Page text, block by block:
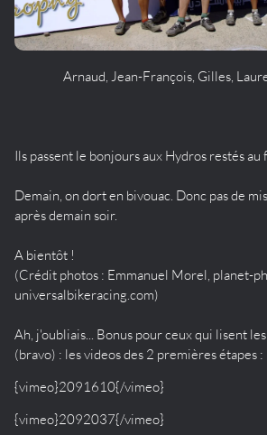
Arnaud, Jean-François, Gilles,
Ils passent le bonjours aux Hydros restés au
Demain, on dort en bivouac. Donc pas de
après demain soir.
A bientôt !
(Crédit photos : Emmanuel Morel, planet-
universalbikeracing.com)
Ah, j'oubliais... Bonus pour ceux qui lisent
(bravo) : les videos des 2 premières étapes :
{vimeo}2091610{/vimeo}
{vimeo}2092037{/vimeo}